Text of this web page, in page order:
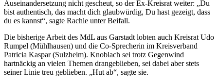
Auseinandersetzung nicht gescheut, so der Ex-Kreisrat weiter: „Du
bist authentisch, das macht dich glaubwürdig, Du hast gezeigt, dass
du es kannst“, sagte Rachle unter Beifall.
Die bisherige Arbeit des MdL aus Garstadt lobten auch Kreisrat Udo
Rumpel (Mühlhausen) und die Co-Sprecherin im Kreisverband
Patricia Kaspar (Sulzheim). Knoblach sei trotz Gegenwind
hartnäckig an vielen Themen drangeblieben, sei dabei aber stets
seiner Linie treu geblieben. „Hut ab“, sagte sie.